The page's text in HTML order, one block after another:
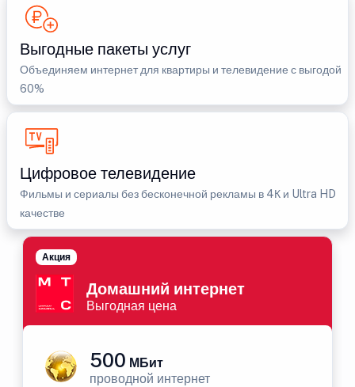
Выгодные пакеты услуг
Объединяем интернет для квартиры и телевидение с выгодой
60%
Цифровое телевидение
Фильмы и сериалы без бесконечной рекламы в 4К и Ultra HD
качестве
Домашний интернет
Выгодная цена
Акция
500 МБит
проводной интернет